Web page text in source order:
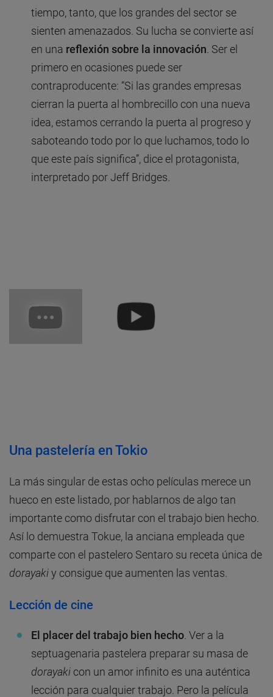
tiempo, tanto, que los grandes del sector se
sienten amenazados. Su lucha se convierte así
en una reflexión sobre la innovación . Ser el
primero en ocasiones puede ser
contraproducente: “Si las grandes empresas
cierran la puerta al hombrecillo con una nueva
idea, estamos cerrando la puerta al progreso y
saboteando todo por lo que luchamos, todo lo
que este país significa”, dice el protagonista,
interpretado por Jeff Bridges.
Una pastelería en Tokio
La más singular de estas ocho películas merece un
hueco en este listado, por hablarnos de algo tan
importante como disfrutar con el trabajo bien hecho.
Así lo demuestra Tokue, la anciana empleada que
comparte con el pastelero Sentaro su receta única de
dorayakiy consigue que aumenten las ventas.
Lección de cine
El placer del trabajo bien hecho . Ver a la
septuagenaria pastelera preparar su masa de
dorayaki con un amor infinito es una auténtica
lección para cualquier trabajo. Pero la película